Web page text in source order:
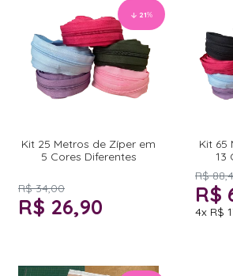
21%
Kit 25 Metros de Zíper em
5 Cores Diferentes
R$ 34,00
R$ 26,90
Kit 65
13
R$
R$
4x R$